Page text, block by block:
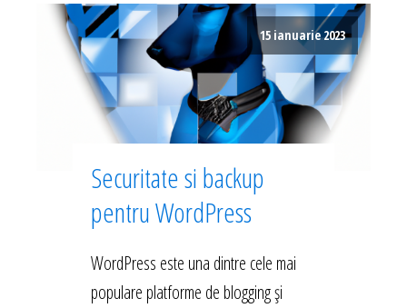
15 ianuarie 2023
Securitate si backup
pentru WordPress
WordPress este una dintre cele mai
populare platforme de blogging și